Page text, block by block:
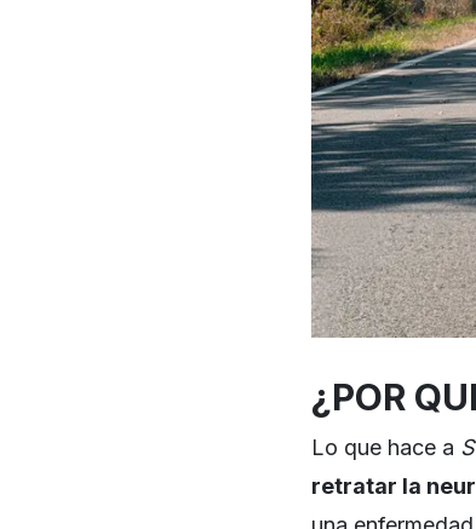
¿POR
Lo que hace a
retratar la